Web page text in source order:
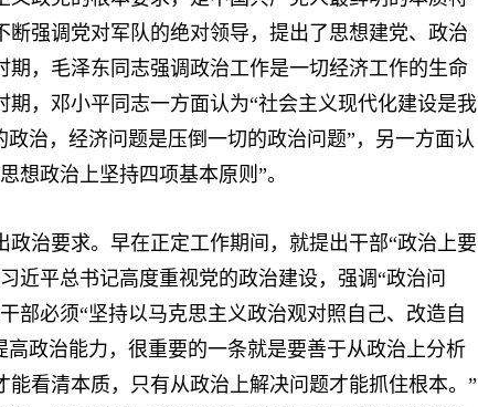
强调党对军队的绝对领导，提出了思想建党、政治
，毛泽东同志强调政治工作是一切经济工作的生命
，邓小平同志一方面认为“社会主义现代化建设是我
治，经济问题是压倒一切的政治问题”，另一方面认
想政治上坚持四项基本原则”。
治要求。早在正定工作期间，就提出干部“政治上要
近平总书记高度重视党的政治建设，强调“政治问
部必须“坚持以马克思主义政治观对照自己、改造自
政治能力，很重要的一条就是要善于从政治上分析
看清本质，只有从政治上解决问题才能抓住根本。”